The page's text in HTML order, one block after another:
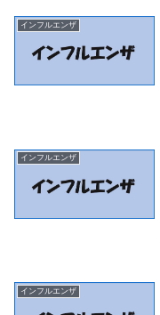
インフルエンザ
インフルエンザ
インフルエンザ